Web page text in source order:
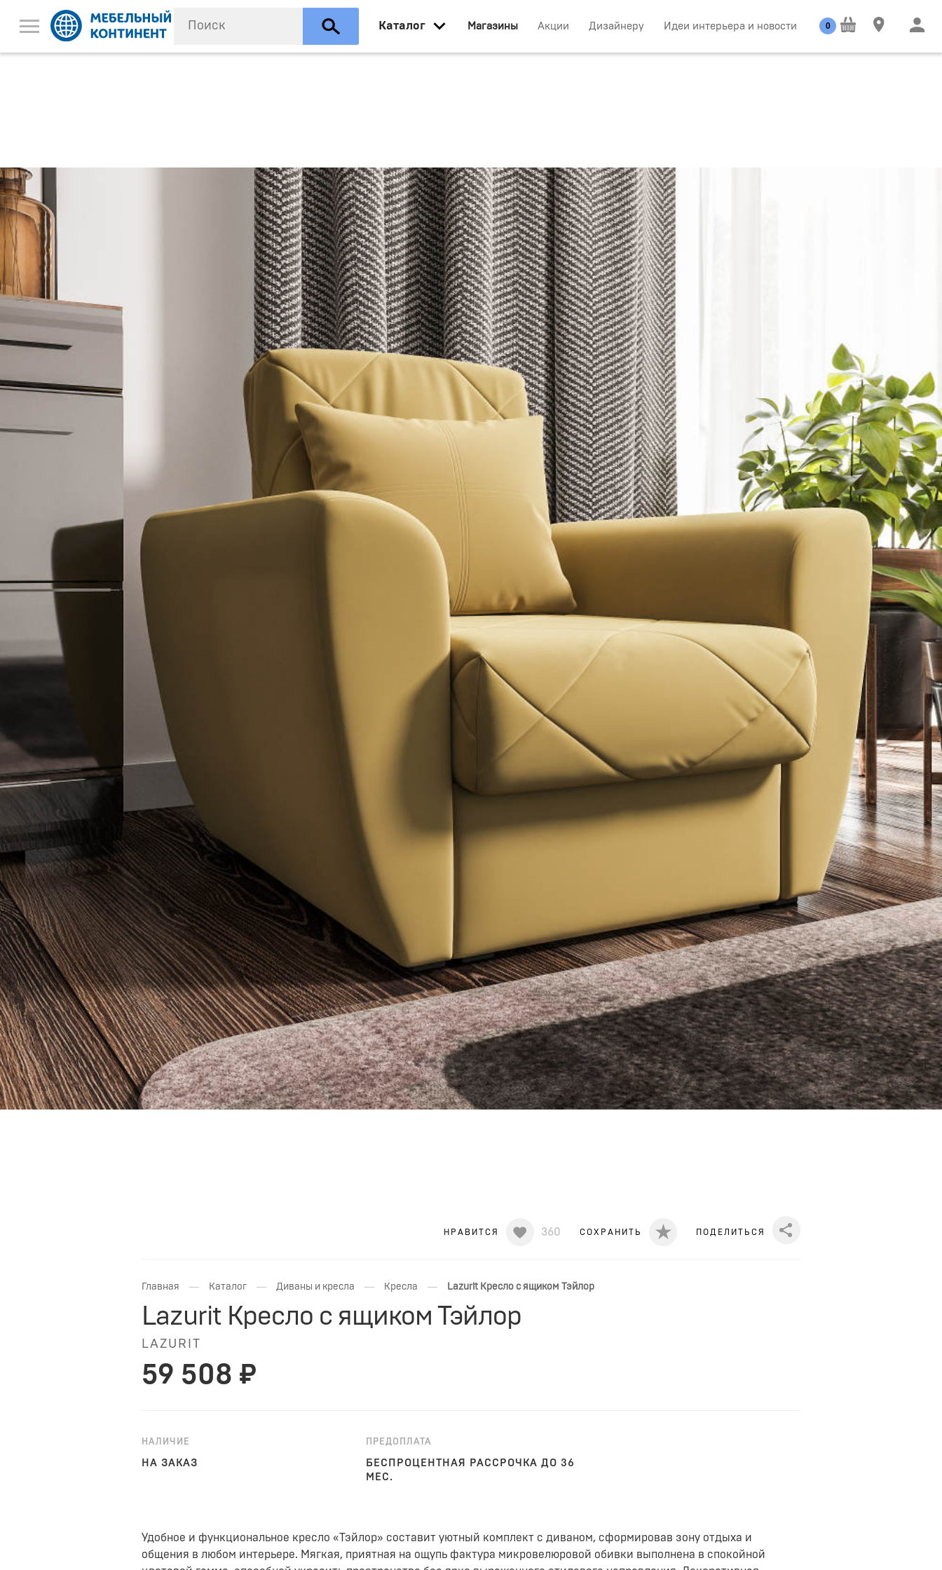
Каталог Магазины Акции Дизайнеру Идеи интерьера и новости 0
Share
ПОДЕЛИТЬСЯ
СОХРАНИТЬ
360
НРАВИТСЯ
Главная — Каталог — Диваны и кресла — Кресла — Lazurit Кресло с ящиком Тэйлор
Lazurit Кресло с ящиком Тэйлор
LAZURIT
59 508 ₽
НАЛИЧИЕ
НА ЗАКАЗ
ПРЕДОПЛАТА
БЕСПРОЦЕНТНАЯ РАССРОЧКА ДО 36
МЕС.
Удобное и функциональное кресло «Тэйлор» составит уютный комплект с диваном, сформировав зону отдыха и
общения в любом интерьере. Мягкая, приятная на ощупь фактура микровелюровой обивки выполнена в спокойной